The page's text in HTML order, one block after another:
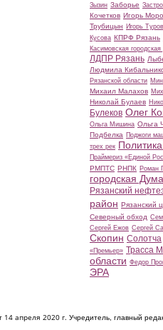
Зызин Заборье
Кочетков Игорь
Трубицын Игорь
Кусова КПРФ Рязань
Касимовская
ЛДПР Рязань
Людмила
Рязанской области
Михаил Малахов
Николай Булаев
Булеков Олег
Ольга Мишина Ольга
Подбелка Поджоги
трех рек
Праймериз «Единой
РМПТС РНПК Роман
городская Дума
Рязанский
район Рязанский
Северный обход
Сергей Ежов Сергей
Скопин Солотча
«Премьер» Трасса
области Федор
ЭРА
14 апреля 2020 г. Учредитель, главный